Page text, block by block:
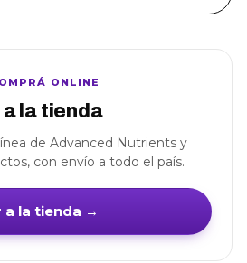
ONLINE
a la tienda
de Advanced Nutrients y
con envío a todo el país.
a la tienda →